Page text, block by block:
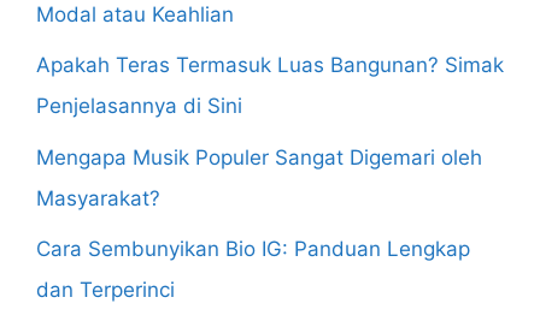
Modal atau Keahlian
Apakah Teras Termasuk Luas Bangunan? Simak
Penjelasannya di Sini
Mengapa Musik Populer Sangat Digemari oleh
Masyarakat?
Cara Sembunyikan Bio IG: Panduan Lengkap
dan Terperinci